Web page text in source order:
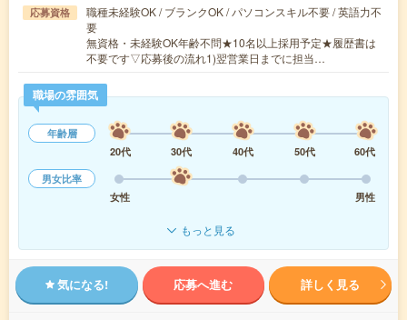
応募資格
職種未経験OK / ブランクOK / パソコンスキル不要 / 英語力不
要
無資格・未経験OK年齢不問★10名以上採用予定★履歴書は
不要です▽応募後の流れ1)翌営業日までに担当…
職場の雰囲気
年齢層
20代
30代 40代 50代
60代
男女比率
女性
男性
もっと見る
気になる! 応募へ進む 詳しく見る